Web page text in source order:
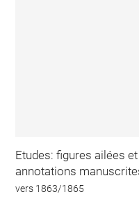
Etudes: figures ailées
annotations
vers 1863/1865